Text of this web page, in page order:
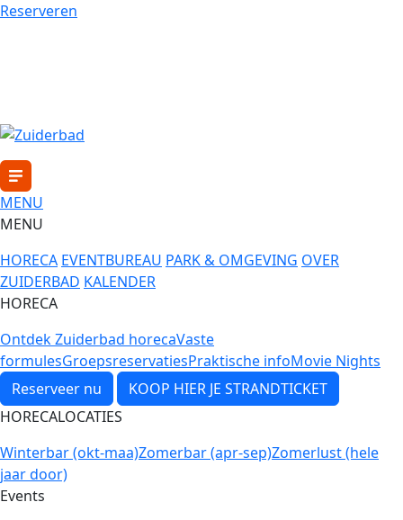
Reserveren
MENU
MENU
HORECA EVENTBUREAU PARK & OMGEVING OVER
ZUIDERBAD KALENDER
HORECA
Ontdek Zuiderbad horecaVaste
formulesGroepsreservatiesPraktische infoMovie Nights
Reserveer nu
KOOP HIER JE STRANDTICKET
HORECALOCATIES
Winterbar (okt-maa)Zomerbar (apr-sep)Zomerlust (hele
jaar door)
Events